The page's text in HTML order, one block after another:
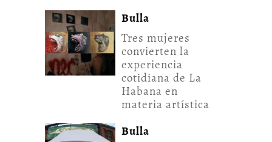
Bulla
Tres mujeres
convierten la
experiencia
cotidiana de La
Habana en
materia artística
Bulla